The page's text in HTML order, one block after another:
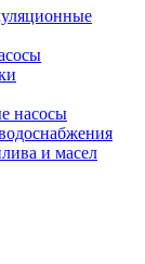
насосы
и масел